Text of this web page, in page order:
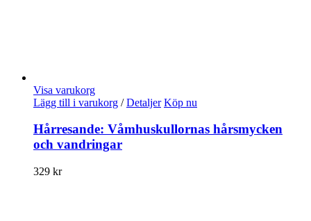
Visa varukorg
Lägg till i varukorg / Detaljer Köp nu
Hårresande: Våmhuskullornas hårsmycken
och vandringar
329 kr